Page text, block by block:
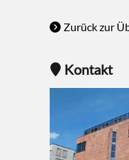
Zurück zur
Kontakt